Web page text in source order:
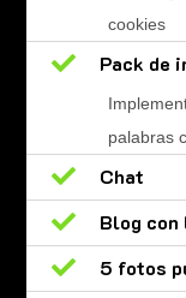
cookies
 Pack de
palabras

Chat

Blog con

5 fotos